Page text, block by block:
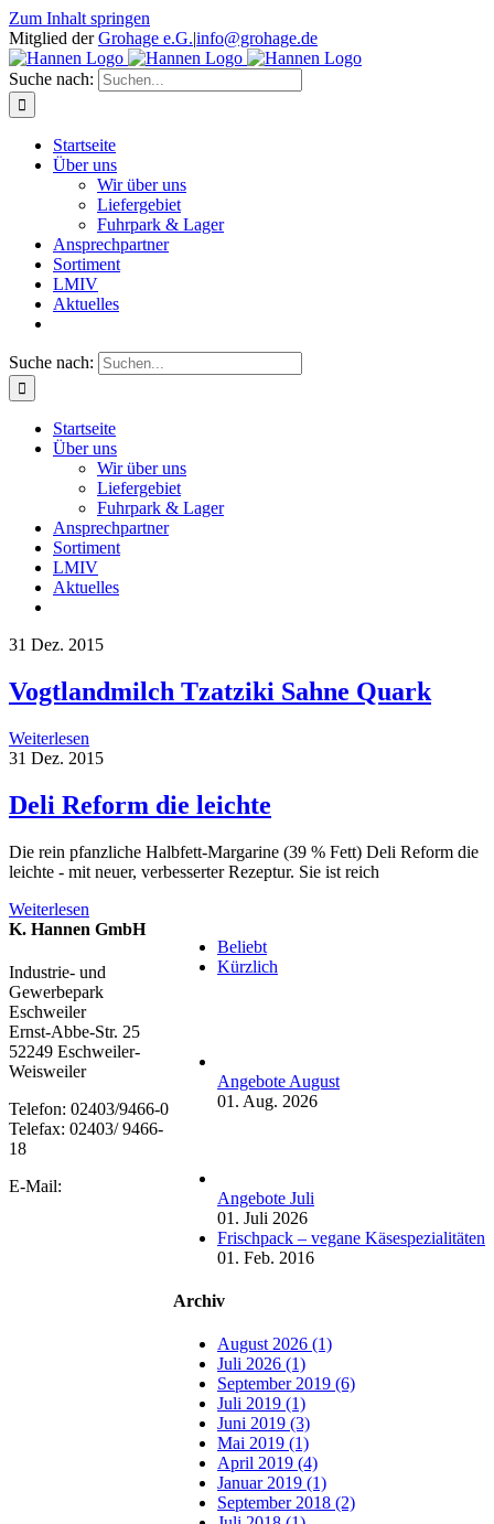
Zum Inhalt springen
Mitglied derGrohage e.G.|info@grohage.de
Suche nach:
Startseite
Über uns
Wir über uns
Liefergebiet
Fuhrpark & Lager
Ansprechpartner
Sortiment
LMIV
Aktuelles
Suche nach:
Startseite
Über uns
Wir über uns
Liefergebiet
Fuhrpark & Lager
Ansprechpartner
Sortiment
LMIV
Aktuelles
31 Dez. 2015
Vogtlandmilch Tzatziki Sahne Quark
Weiterlesen
31 Dez. 2015
Deli Reform die leichte
Die rein pfanzliche Halbfett-Margarine (39 % Fett) Deli Reform die
leichte - mit neuer, verbesserter Rezeptur. Sie ist reich
Weiterlesen
Beliebt
Kürzlich
Angebote August
01. Aug. 2026
Angebote Juli
01. Juli 2026
Frischpack – vegane Käsespezialitäten
01. Feb. 2016
Archiv
August 2026 (1)
Juli 2026 (1)
September 2019 (6)
Juli 2019 (1)
Juni 2019 (3)
Mai 2019 (1)
April 2019 (4)
Januar 2019 (1)
September 2018 (2)
K. Hannen GmbH
Industrie- und
Gewerbepark
Eschweiler
Ernst-Abbe-Str. 25
52249 Eschweiler-
Weisweiler
Telefon: 02403/9466-0
Telefax: 02403/ 9466-
18
E-Mail: